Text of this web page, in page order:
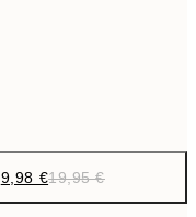
9,98 €19,95 €